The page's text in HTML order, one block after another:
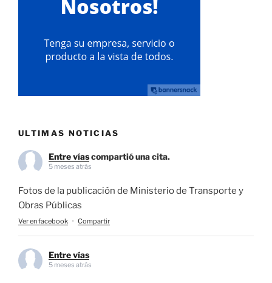
ULTIMAS NOTICIAS
Entre víascompartió una cita.
5 meses atrás
Fotos de la publicación de Ministerio de Transporte y
Obras Públicas
Ver en facebook · Compartir
Entre vías
5 meses atrás